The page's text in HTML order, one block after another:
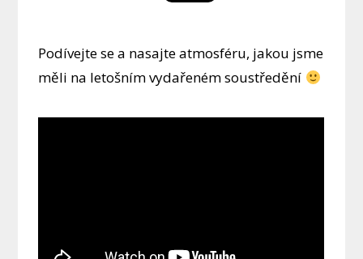
Podívejte se a nasajte atmosféru, jakou jsme
měli na letošním vydařeném soustředění